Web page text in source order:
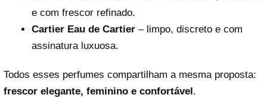
e com frescor refinado.
Cartier Eau de Cartier– limpo, discreto e com
assinatura luxuosa.
Todos esses perfumes compartilham a mesma proposta:
frescor elegante, feminino e confortável .